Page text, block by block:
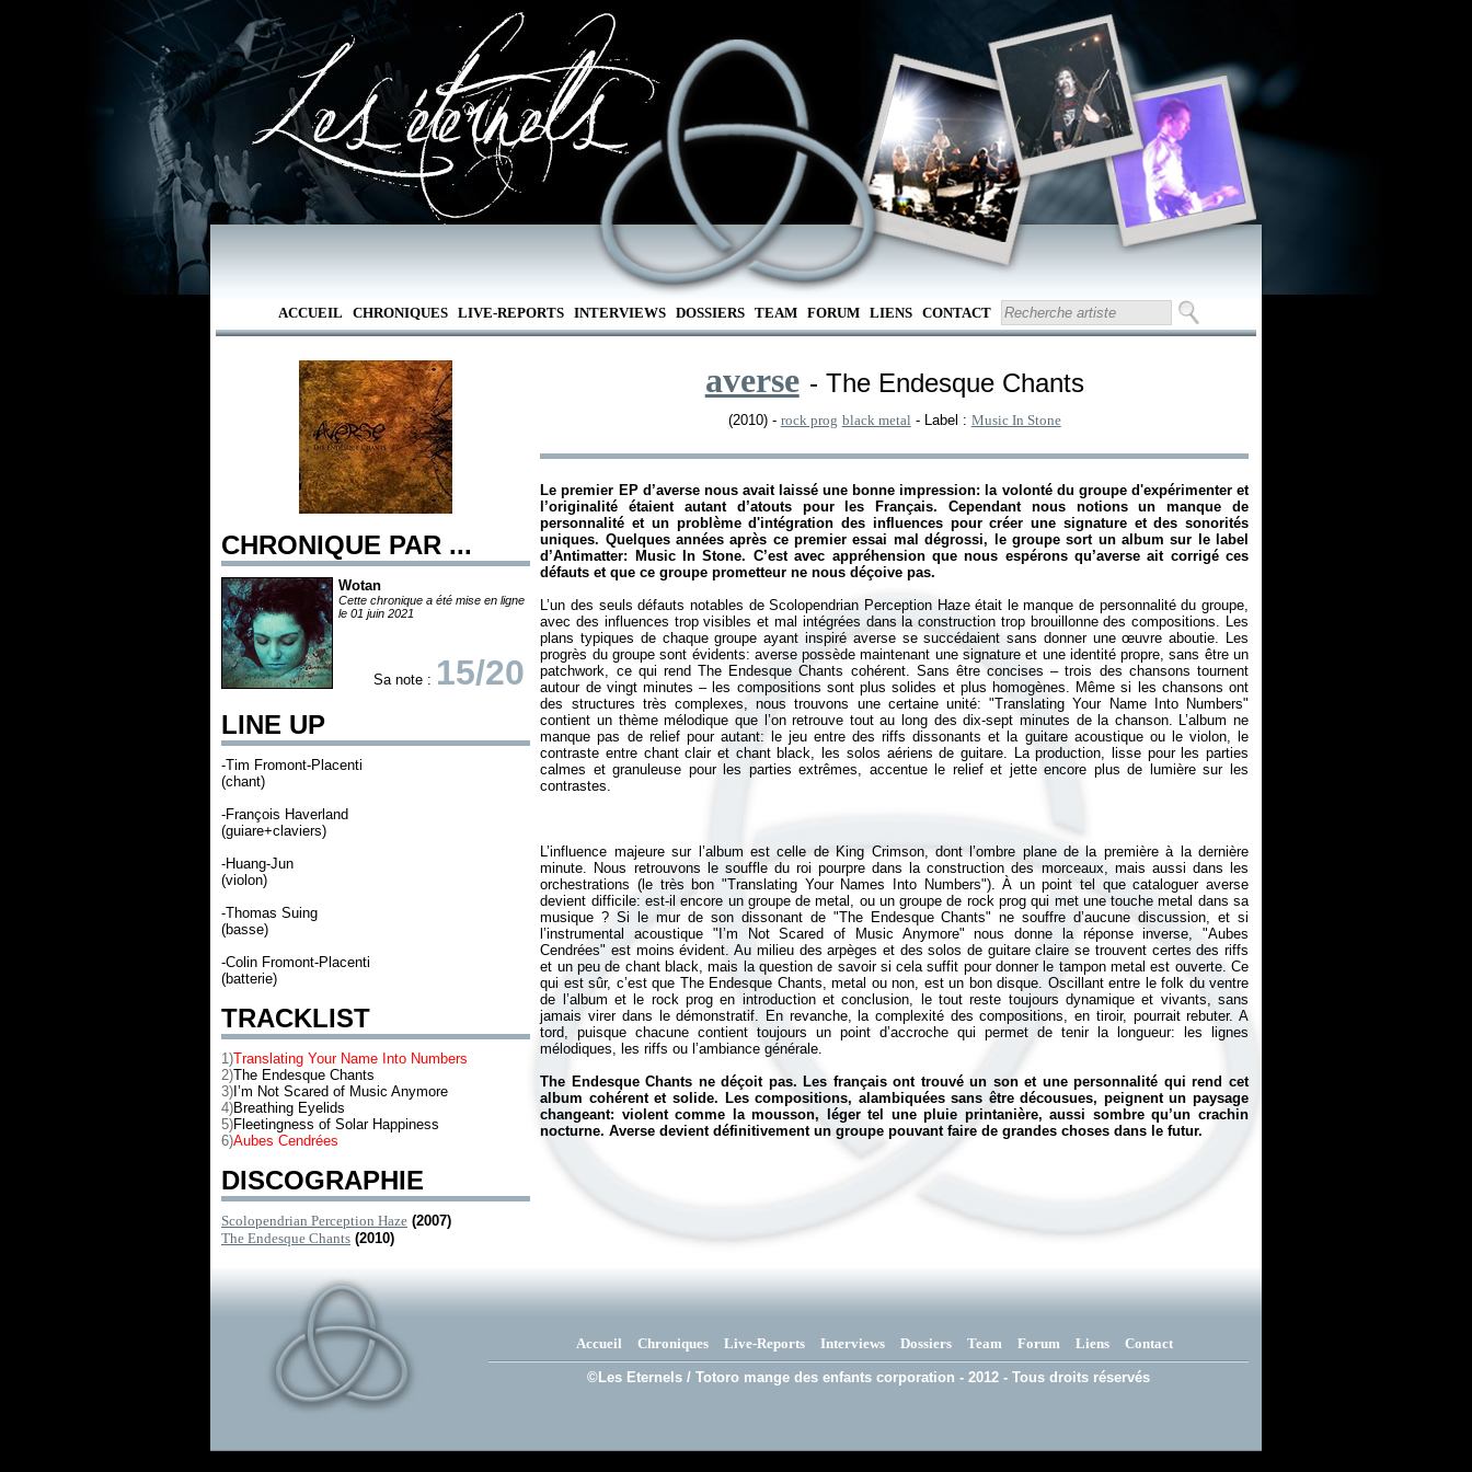
ACCUEIL CHRONIQUES LIVE-REPORTS INTERVIEWS DOSSIERS TEAM FORUM LIENS CONTACT
CHRONIQUE PAR ...
Wotan
Cette chronique a été mise en ligne
le 01 juin 2021
Sa note : 15/20
LINE UP
-Tim Fromont-Placenti
(chant)
-François Haverland
(guiare+claviers)
-Huang-Jun
(violon)
-Thomas Suing
(basse)
-Colin Fromont-Placenti
(batterie)
TRACKLIST
1)Translating Your Name Into Numbers
2)The Endesque Chants
3) I’m Not Scared of Music Anymore
4)Breathing Eyelids
5)Fleetingness of Solar Happiness
6)Aubes Cendrées
DISCOGRAPHIE
Scolopendrian Perception Haze (2007)
The Endesque Chants (2010)
averse - The Endesque Chants
(2010) - rock prog black metal - Label : Music In Stone
Le premier EP d’averse nous avait laissé une bonne impression: la volonté du groupe d'expérimenter et
l’originalité étaient autant d’atouts pour les Français. Cependant nous notions un manque de
personnalité et un problème d'intégration des influences pour créer une signature et des sonorités
uniques. Quelques années après ce premier essai mal dégrossi, le groupe sort un album sur le label
d’Antimatter: Music In Stone. C’est avec appréhension que nous espérons qu’averse ait corrigé ces
défauts et que ce groupe prometteur ne nous déçoive pas.
L’un des seuls défauts notables deScolopendrian Perception Hazeétait le manque de personnalité du groupe,
avec des influences trop visibles et mal intégrées dans la construction trop brouillonne des compositions. Les
plans typiques de chaque groupe ayant inspiré averse se succédaient sans donner une œuvre aboutie. Les
progrès du groupe sont évidents: averse possède maintenant une signature et une identité propre, sans être un
patchwork, ce qui rendThe Endesque Chants cohérent. Sans être concises – trois des chansons tournent
autour de vingt minutes – les compositions sont plus solides et plus homogènes. Même si les chansons ont
des structures très complexes, nous trouvons une certaine unité: "Translating Your Name Into Numbers"
contient un thème mélodique que l’on retrouve tout au long des dix-sept minutes de la chanson. L’album ne
manque pas de relief pour autant: le jeu entre des riffs dissonants et la guitare acoustique ou le violon, le
contraste entre chant clair et chant black, les solos aériens de guitare. La production, lisse pour les parties
calmes et granuleuse pour les parties extrêmes, accentue le relief et jette encore plus de lumière sur les
L’influence majeure sur l’album est celle de King Crimson, dont l’ombre plane de la première à la dernière
minute. Nous retrouvons le souffle du roi pourpre dans la construction des morceaux, mais aussi dans les
orchestrations (le très bon "Translating Your Names Into Numbers"). À un point tel que cataloguer averse
devient difficile: est-il encore un groupe de metal, ou un groupe de rock prog qui met une touche metal dans sa
musique ? Si le mur de son dissonant de "The Endesque Chants" ne souffre d’aucune discussion, et si
l’instrumental acoustique "I’m Not Scared of Music Anymore" nous donne la réponse inverse, "Aubes
Cendrées" est moins évident. Au milieu des arpèges et des solos de guitare claire se trouvent certes des riffs
et un peu de chant black, mais la question de savoir si cela suffit pour donner le tampon metal est ouverte. Ce
qui est sûr, c’est que The Endesque Chants, metal ou non, est un bon disque. Oscillant entre le folk du ventre
de l’album et le rock prog en introduction et conclusion, le tout reste toujours dynamique et vivants, sans
jamais virer dans le démonstratif. En revanche, la complexité des compositions, en tiroir, pourrait rebuter. A
tord, puisque chacune contient toujours un point d’accroche qui permet de tenir la longueur: les lignes
mélodiques, les riffs ou l’ambiance générale.
The Endesque Chants ne déçoit pas. Les français ont trouvé un son et une personnalité qui rend cet
album cohérent et solide. Les compositions, alambiquées sans être décousues, peignent un paysage
changeant: violent comme la mousson, léger tel une pluie printanière, aussi sombre qu’un crachin
nocturne. Averse devient définitivement un groupe pouvant faire de grandes choses dans le futur.
Accueil Chroniques Live-Reports Interviews Dossiers Team Forum Liens Contact
©Les Eternels / Totoro mange des enfants corporation - 2012 - Tous droits réservés